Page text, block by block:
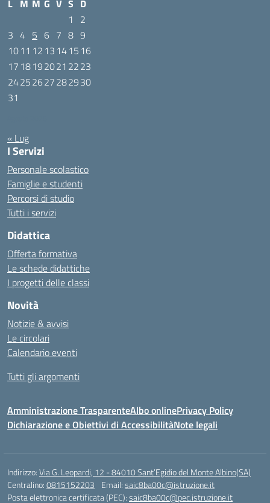
L M M G V S D
1
2
3 4 5 6 7 8 9
1011 12 13 1415 16
17 18192021 2223
24252627282930
31
« Lug
I Servizi
Personale scolastico
Famiglie e studenti
Percorsi di studio
Tutti i servizi
Didattica
Offerta formativa
Le schede didattiche
I progetti delle classi
Novità
Notizie & avvisi
Le circolari
Calendario eventi
Tutti gli argomenti
Amministrazione TrasparenteAlbo onlinePrivacy Policy
Dichiarazione e Obiettivi di AccessibilitàNote legali
Indirizzo:Via G. Leopardi, 12 - 84010 Sant’Egidio del Monte Albino(SA)
Centralino:0815152203 Email:saic8ba00c@istruzione.it
Posta elettronica certificata (PEC):saic8ba00c@pec.istruzione.it